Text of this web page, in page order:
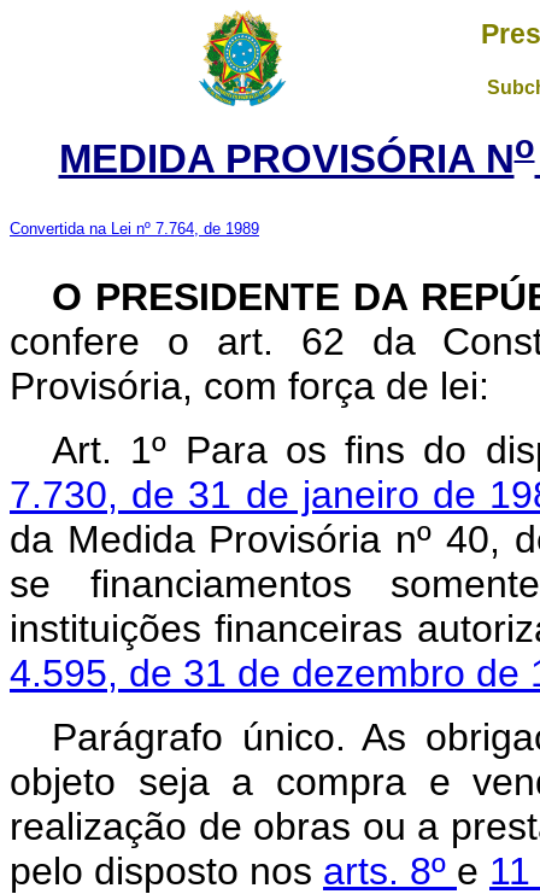
MEDIDA PROVISÓRIA No
Convertida na Lei nº 7.764, de 1989
O PRESIDENTE DA
confere o art. 62 da
Provisória, com força de lei:
Art. 1º Para os fins do
7.730, de 31 de janeiro de
da Medida Provisória nº 40,
se financiamentos
instituições financeiras
4.595, de 31 de dezembro de
Parágrafo único. As
objeto seja a compra e
realização de obras ou a
pelo disposto nos arts. 8º e